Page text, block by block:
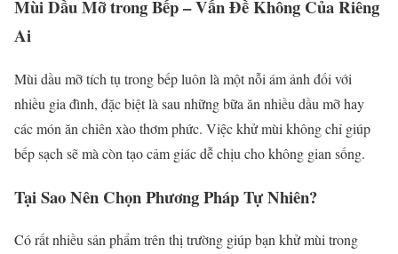
Mùi Dầu Mỡ trong Bếp – Vấn Đề Không Của Riêng
Ai
Mùi dầu mỡ tích tụ trong bếp luôn là một nỗi ám ảnh đối với
nhiều gia đình, đặc biệt là sau những bữa ăn nhiều dầu mỡ hay
các món ăn chiên xào thơm phức. Việc khử mùi không chỉ giúp
bếp sạch sẽ mà còn tạo cảm giác dễ chịu cho không gian sống.
Tại Sao Nên Chọn Phương Pháp Tự Nhiên?
Có rất nhiều sản phẩm trên thị trường giúp bạn khử mùi trong